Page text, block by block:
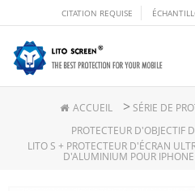
CITATION REQUISE
ACCUEIL > SÉRIE DE
PROTECTEUR D'OBJECTIF
LITO S + PROTECTEUR D'ÉCRAN
D'ALUMINIUM POUR